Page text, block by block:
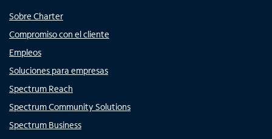
Sobre Charter
Compromiso con el cliente
Empleos
Soluciones para empresas
Spectrum Reach
Spectrum Community Solutions
Spectrum Business